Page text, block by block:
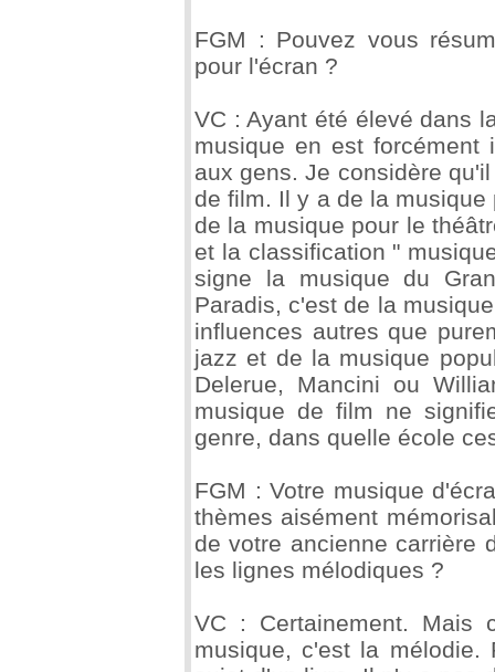
FGM : Pouvez vous
pour l'écran ?
VC : Ayant été élevé dans
musique en est forcément
aux gens. Je considère
de film. Il y a de la
de la musique pour le
et la classification "
signe la musique du
Paradis, c'est de la
influences autres que
jazz et de la musique
Delerue, Mancini ou
musique de film ne
genre, dans quelle école
FGM : Votre musique
thèmes aisément
de votre ancienne carrière
les lignes mélodiques ?
VC : Certainement. Mais
musique, c'est la